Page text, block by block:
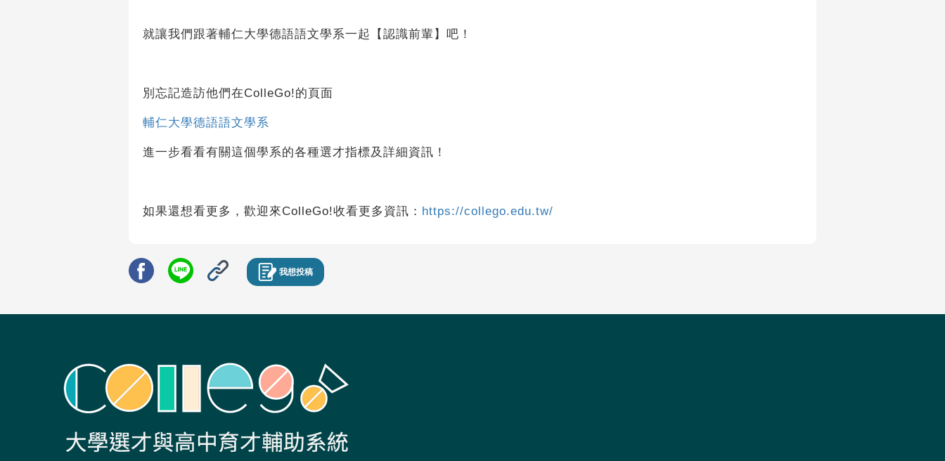
就讓我們跟著輔仁大學德語語文學系一起【認識前輩】吧！
別忘記造訪他們在ColleGo!的頁面
輔仁大學德語語文學系
進一步看看有關這個學系的各種選才指標及詳細資訊！
如果還想看更多，歡迎來ColleGo!收看更多資訊： https://collego.edu.tw/
我想投稿